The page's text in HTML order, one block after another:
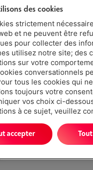
des cookies
strictement
et ne peuvent être
pour collecter des
utilisez notre site; des
sur votre
conversationnels
tous les cookies qui
toujours votre
vos choix ci-
à ce sujet, veuillez
accepter